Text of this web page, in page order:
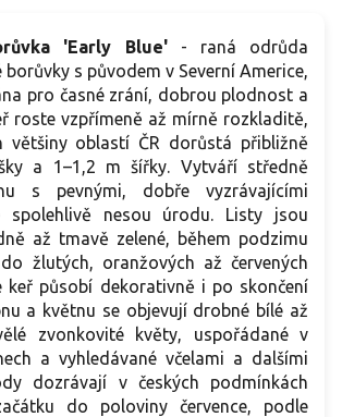
'Early Blue'- raná odrůda
borůvky s původem v Severní Americe,
pro časné zrání, dobrou plodnost a
roste vzpřímeně až mírně rozkladitě,
většiny oblastí ČR dorůstá přibližně
a 1–1,2 m šířky. Vytváří středně
s pevnými, dobře vyzrávajícími
spolehlivě nesou úrodu. Listy jsou
až tmavě zelené, během podzimu
žlutých, oranžových až červených
keř působí dekorativně i po skončení
a květnu se objevují drobné bílé až
zvonkovité květy, uspořádané v
a vyhledávané včelami a dalšími
dozrávají v českých podmínkách
do poloviny července, podle